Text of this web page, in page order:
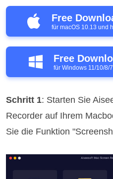
Free
für macOS 10.13 und
Free
für Windows 11/10/8/7
Schritt 1: Starten Sie
Recorder auf Ihrem
Sie die Funktion